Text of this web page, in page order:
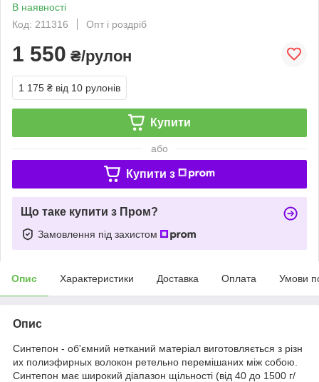
В наявності
Код: 211316
Опт і роздріб
1 550 ₴/рулон
1 175 ₴ від 10 рулонів
Купити
або
Купити з
Що таке купити з Пром?
Замовлення під захистом
Опис Характеристики Доставка Оплата Умови
Опис
Синтепон - об'ємний нетканий матеріал виготовляється з різн
их полиэфирных волокон ретельно перемішаних між собою.
Синтепон має широкий діапазон щільності (від 40 до 1500 г/